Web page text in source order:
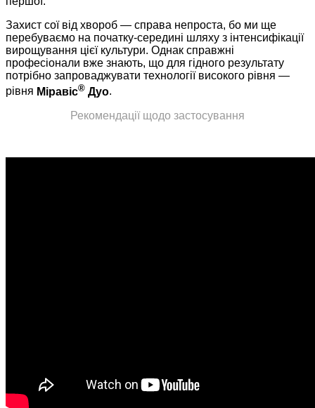
Захист сої від хвороб — справа непроста, бо ми ще
перебуваємо на початку-середині шляху з інтенсифікації
вирощування цієї культури. Однак справжні
професіонали вже знають, що для гідного результату
потрібно запроваджувати технології високого рівня —
рівня Міравіс® Дуо.
Рекомендації щодо застосування